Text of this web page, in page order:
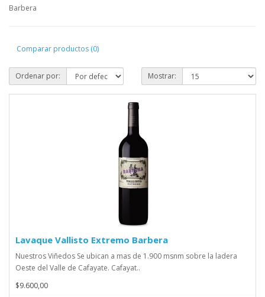
Barbera
Comparar productos (0)
Ordenar por: Mostrar:
Lavaque Vallisto Extremo Barbera
Nuestros Viñedos Se ubican a mas de 1.900 msnm sobre la ladera
Oeste del Valle de Cafayate. Cafayat..
$9.600,00